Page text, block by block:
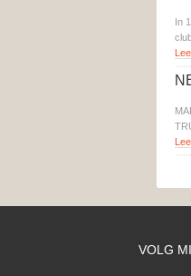
In
VOLG